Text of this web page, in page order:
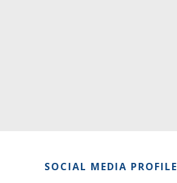
SOCIAL MEDIA PROFILE